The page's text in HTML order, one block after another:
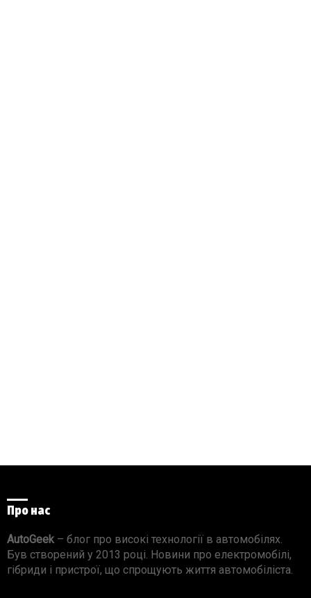
Про нас
AutoGeek – блог про високі технології в автомобілях.
Був створений у 2013 році. Новини про електромобілі,
гібриди і пристрої, що спрощують життя автомобіліста.